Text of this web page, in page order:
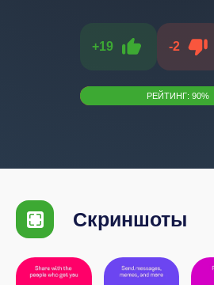
+19 -2
РЕЙТИНГ: 90%
Скриншоты